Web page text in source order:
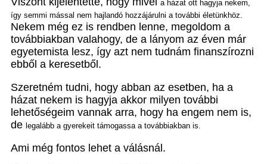
a házat ott hagyja nekem,
így semmi mással nem hajlandó hozzájárulni a további életünkhöz.
Nekem még ez is rendben lenne, megoldom a
továbbiakban valahogy, de a lányom az éven már
egyetemista lesz, így azt nem tudnám finanszírozni
ebből a keresetből.
Szeretném tudni, hogy abban az esetben, ha a
házat nekem is hagyja akkor milyen további
lehetőségeim vannak arra, hogy ha engem nem is,
de legalább a gyerekeit támogassa a továbbiakban is.
Ami még fontos lehet a válásnál.